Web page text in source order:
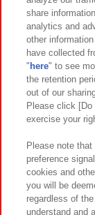
イベント・
関連会社
プライバシーポ
お取引
カスタマーハラス
share
analytics and
other
have collected
" here" to see
the retention
out of our
Please click
exercise your
Please note
preference
cookies and
you will be
regardless of
understand and